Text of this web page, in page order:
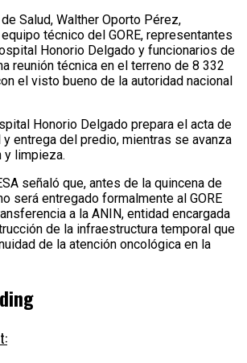
Salud, Walther Oporto Pérez,
técnico del GORE, representantes
Honorio Delgado y funcionarios de
reunión técnica en el terreno de 8 332
el visto bueno de la autoridad nacional
Honorio Delgado prepara el acta de
entrega del predio, mientras se avanza
y limpieza.
señaló que, antes de la quincena de
será entregado formalmente al GORE
a la ANIN, entidad encargada
de la infraestructura temporal que
de la atención oncológica en la